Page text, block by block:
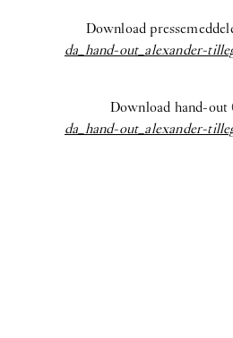
Download
da_hand-out_alexander-
Download hand-out
da_hand-out_alexander-